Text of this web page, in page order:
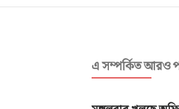
এ সম্পর্কিত আরও